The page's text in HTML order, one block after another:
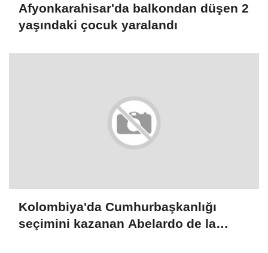
Afyonkarahisar'da balkondan düşen 2
yaşındaki çocuk yaralandı
Kolombiya'da Cumhurbaşkanlığı
seçimini kazanan Abelardo de la